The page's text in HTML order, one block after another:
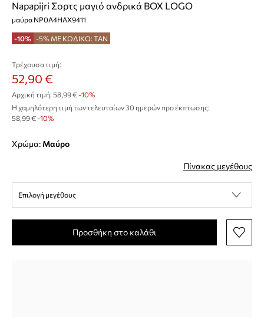
Napapijri Σορτς μαγιό ανδρικά BOX LOGO
μαύρα NP0A4HAX9411
-10% -5% ΜΕ ΚΩΔΙΚΟ: TAN
Τρέχουσα τιμή:
52,90 €
Αρχική τιμή: 58,99 €-10%
Η χαμηλότερη τιμή των τελευταίων 30 ημερών προ έκπτωσης:
58,99 € -10%
Χρώμα: μαύρο
Πίνακας μεγέθους
Επιλογή μεγέθους
Προσθήκη στο καλάθι